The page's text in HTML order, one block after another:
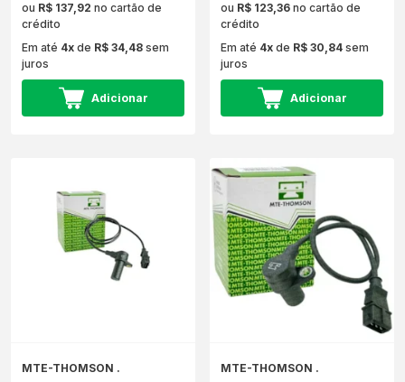
ou R$ 137,92 no cartão de
crédito
Em até 4x de R$ 34,48 sem
juros
Adicionar
ou R$ 123,36 no cartão de
crédito
Em até 4x de R$ 30,84 sem
juros
Adicionar
MTE-THOMSON . MTE-THOMSON .